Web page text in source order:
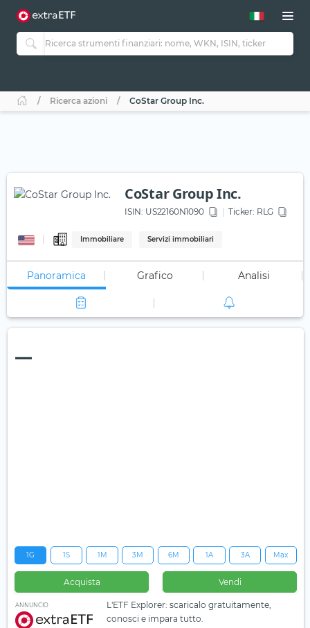
Ricerca azioni CoStar Group Inc.
CoStar Group Inc.
ISIN: US22160N1090 Ticker: RLG
Immobiliare Servizi immobiliari
Panoramica Grafico Analisi
—
1G 1S 1M 3M 6M 1A 3A Max
Acquista Vendi
ANNUNCIO
L'ETF Explorer: scaricalo gratuitamente,
conosci e impara tutto.